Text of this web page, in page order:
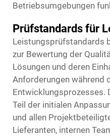
Betriebsumgebungen
Prüfstandards für
Leistungsprüfstandards
zur Bewertung der
Lösungen und deren
Anforderungen während
Entwicklungsprozesses.
Teil der initialen
und allen
Lieferanten, internen